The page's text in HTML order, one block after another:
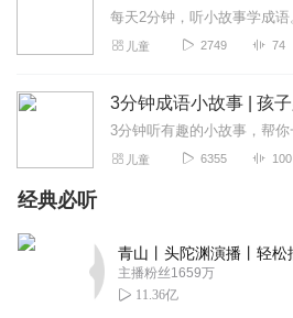
儿童 2749 74
儿童 6355 100
经典必听
主播粉丝1659万
11.36亿